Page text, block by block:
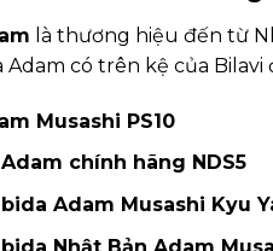
là thương hiệu đến từ
Adam có trên kệ của
Musashi PS10
Adam chính hãng NDS5
bida Adam Musashi Kyu
bida Nhật Bản Adam